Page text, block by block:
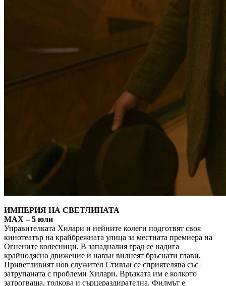
ИМПЕРИЯ НА СВЕТЛИНАТА
MAX – 5 юли
Управителката Хилари и нейните колеги подготвят своя
кинотеатър на крайбрежната улица за местната премиера на
Огнените колесници. В западналия град се надига
крайнодясно движение и навън вилнеят бръснати глави.
Приветливият нов служител Стивън се сприятелява със
затрупаната с проблеми Хилари. Връзката им е колкото
затрогваща, толкова и сърцераздирателна. Филмът е